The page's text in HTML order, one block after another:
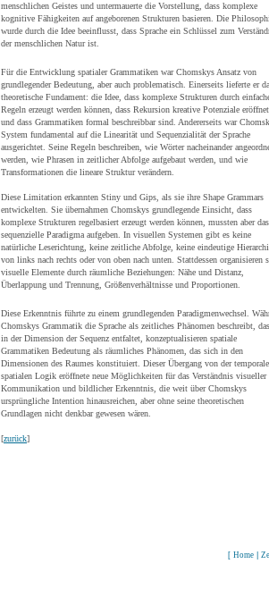
menschlichen Geistes und untermauerte die Vorstellung, dass komplexe
kognitive Fähigkeiten auf angeborenen Strukturen basieren. Die
wurde durch die Idee beeinflusst, dass Sprache ein Schlüssel zum
der menschlichen Natur ist.
Für die Entwicklung spatialer Grammatiken war Chomskys Ansatz von
grundlegender Bedeutung, aber auch problematisch. Einerseits lieferte er
theoretische Fundament: die Idee, dass komplexe Strukturen durch
Regeln erzeugt werden können, dass Rekursion kreative Potenziale eröffnet,
und dass Grammatiken formal beschreibbar sind. Andererseits war
System fundamental auf die Linearität und Sequenzialität der Sprache
ausgerichtet. Seine Regeln beschreiben, wie Wörter nacheinander
werden, wie Phrasen in zeitlicher Abfolge aufgebaut werden, und wie
Transformationen die lineare Struktur verändern.
Diese Limitation erkannten Stiny und Gips, als sie ihre Shape Grammars
entwickelten. Sie übernahmen Chomskys grundlegende Einsicht, dass
komplexe Strukturen regelbasiert erzeugt werden können, mussten aber das
sequenzielle Paradigma aufgeben. In visuellen Systemen gibt es keine
natürliche Leserichtung, keine zeitliche Abfolge, keine eindeutige
von links nach rechts oder von oben nach unten. Stattdessen organisieren
visuelle Elemente durch räumliche Beziehungen: Nähe und Distanz,
Überlappung und Trennung, Größenverhältnisse und Proportionen.
Diese Erkenntnis führte zu einem grundlegenden Paradigmenwechsel.
Chomskys Grammatik die Sprache als zeitliches Phänomen beschreibt,
in der Dimension der Sequenz entfaltet, konzeptualisieren spatiale
Grammatiken Bedeutung als räumliches Phänomen, das sich in den
Dimensionen des Raumes konstituiert. Dieser Übergang von der
spatialen Logik eröffnete neue Möglichkeiten für das Verständnis visueller
Kommunikation und bildlicher Erkenntnis, die weit über Chomskys
ursprüngliche Intention hinausreichen, aber ohne seine theoretischen
Grundlagen nicht denkbar gewesen wären.
[zurück]
[ Home|